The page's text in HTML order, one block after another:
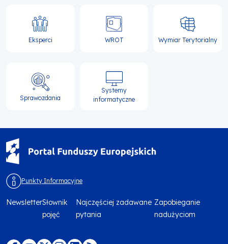
Eksperci WROT Wymiar Terytorialny
Sprawozdania
Systemy
informatyczne
Punkty Informacyjne
NewsletterSłownik
pojęć
Najczęściej zadawane
pytania
Zapobieganie
nadużyciom